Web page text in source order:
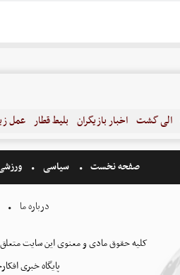
الی گشت اخبار بازیگران بلیط قطار عمل
صفحه نخست سیاسی
درباره ما
کلیه حقوق مادی و معنوی این سایت
پایگاه خبری